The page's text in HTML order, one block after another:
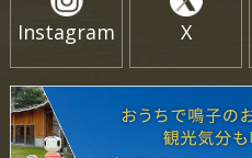
Instagram X